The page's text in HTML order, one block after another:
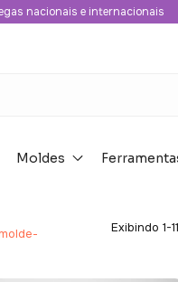
nacionais e internacionais
Moldes
Exibindo 1-